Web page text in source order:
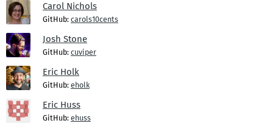
Carol Nichols
GitHub: carols10cents
Josh Stone
GitHub: cuviper
Eric Holk
GitHub: eholk
Eric Huss
GitHub: ehuss